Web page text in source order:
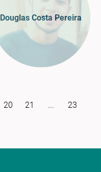
Douglas Costa Pereira
20 21 ... 23